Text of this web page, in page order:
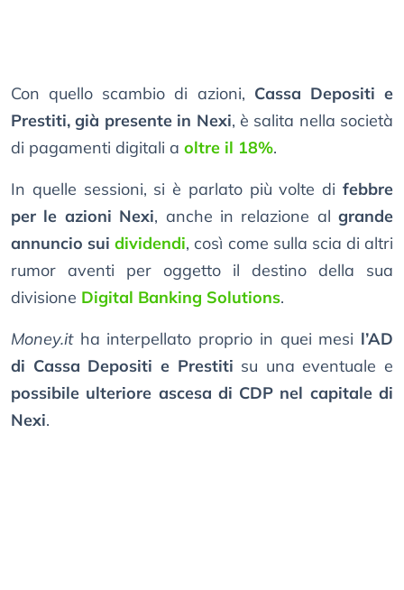
Con quello scambio di azioni, Cassa Depositi e
Prestiti, già presente in Nexi, è salita nella società
di pagamenti digitali a oltre il 18%.
In quelle sessioni, si è parlato più volte di febbre
per le azioni Nexi, anche in relazione al grande
annuncio suidividendi, così come sulla scia di altri
rumor aventi per oggetto il destino della sua
divisione Digital Banking Solutions.
Money.itha interpellato proprio in quei mesi l’AD
di Cassa Depositi e Prestiti su una eventuale e
possibile ulteriore ascesa di CDP nel capitale di
Nexi.